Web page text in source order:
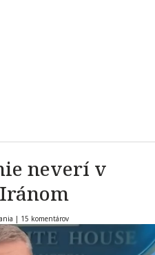
neverí v
| 15 komentárov